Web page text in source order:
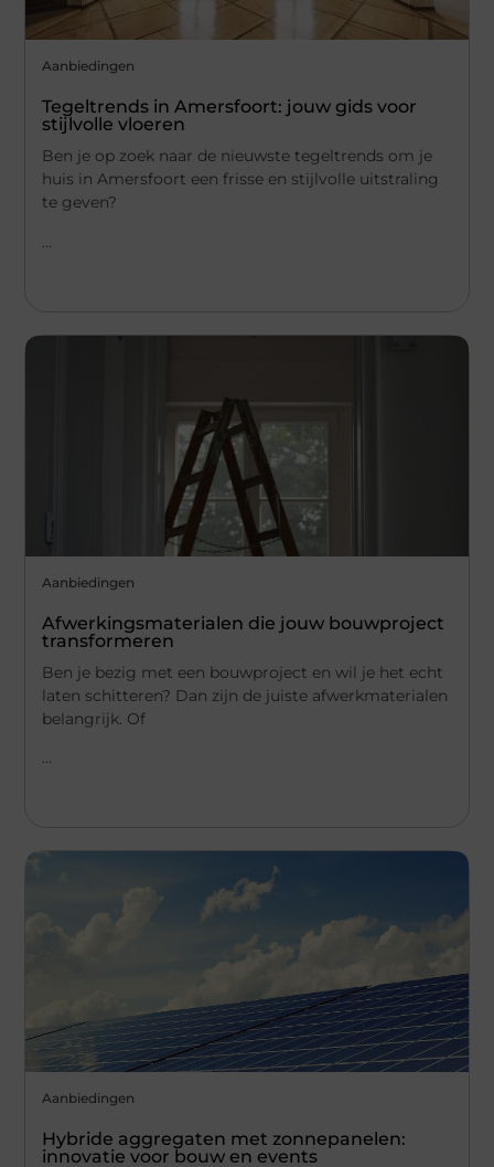
Aanbiedingen
Tegeltrends in Amersfoort: jouw gids voor
stijlvolle vloeren
Ben je op zoek naar de nieuwste tegeltrends om je
huis in Amersfoort een frisse en stijlvolle uitstraling
te geven?
...
Aanbiedingen
Afwerkingsmaterialen die jouw bouwproject
transformeren
Ben je bezig met een bouwproject en wil je het echt
laten schitteren? Dan zijn de juiste afwerkmaterialen
belangrijk. Of
...
Aanbiedingen
Hybride aggregaten met zonnepanelen:
innovatie voor bouw en events